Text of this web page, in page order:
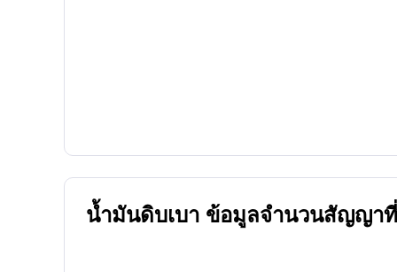
น้ำมันดิบเบา ข้อมูลจำนวนสัญญา